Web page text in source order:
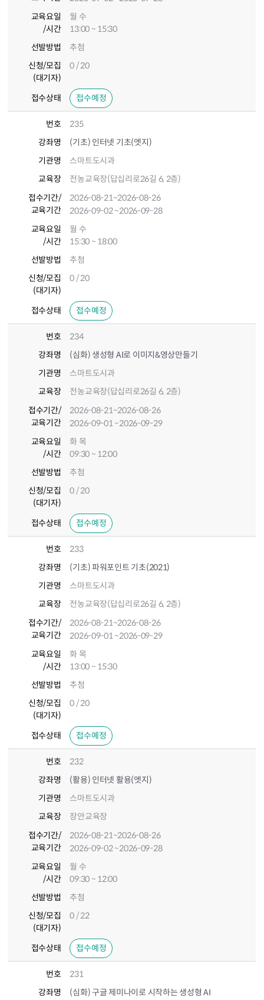
교육요일
/시간
월 수
13:00 ~ 15:30
선발방법
추첨
신청/모집
(대기자)
0 / 20
접수상태 접수예정
번호
235
강좌명
(기초) 인터넷 기초(엣지)
기관명
스마트도시과
교육장
전농교육장(답십리로26길 6, 2층)
접수기간/
교육기간
2026-08-21~2026-08-26
2026-09-02~2026-09-28
교육요일
/시간
월 수
15:30 ~ 18:00
선발방법
추첨
신청/모집
(대기자)
0 / 20
접수상태 접수예정
번호
234
강좌명
(심화) 생성형 AI로 이미지&영상만들기
기관명
스마트도시과
교육장
전농교육장(답십리로26길 6, 2층)
접수기간/
교육기간
2026-08-21~2026-08-26
2026-09-01~2026-09-29
교육요일
/시간
화 목
09:30 ~ 12:00
선발방법
추첨
신청/모집
(대기자)
0 / 20
접수상태 접수예정
번호
233
강좌명
(기초) 파워포인트 기초(2021)
기관명
스마트도시과
교육장
전농교육장(답십리로26길 6, 2층)
접수기간/
교육기간
2026-08-21~2026-08-26
2026-09-01~2026-09-29
교육요일
/시간
화 목
13:00 ~ 15:30
선발방법
추첨
신청/모집
(대기자)
0 / 20
접수상태 접수예정
번호
232
강좌명
(활용) 인터넷 활용(엣지)
기관명
스마트도시과
교육장
장안교육장
접수기간/
교육기간
2026-08-21~2026-08-26
2026-09-02~2026-09-28
교육요일
/시간
월 수
09:30 ~ 12:00
선발방법
추첨
신청/모집
(대기자)
0 / 22
접수상태 접수예정
번호
231
강좌명
(심화) 구글 제미나이로 시작하는 생성형 AI